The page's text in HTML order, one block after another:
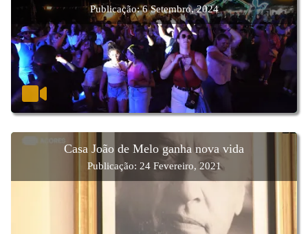
Publicação: 6 Setembro, 2024
Casa João de Melo ganha nova vida
Publicação: 24 Fevereiro, 2021